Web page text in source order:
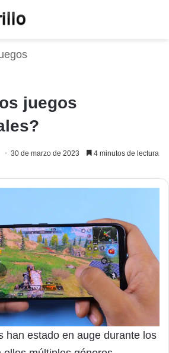
juegos
30 de marzo de 2023 4 minutos de lectura
han estado en auge durante los